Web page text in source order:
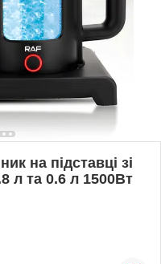
на підставці зі
л та 0.6 л 1500Вт